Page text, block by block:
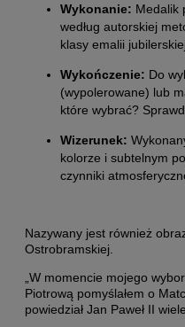
Wykonanie: Medalik
według autorskiej
klasy emalii jubilerskiej.
Wykończenie: Do
(wypolerowane) lub
które wybrać?
Wizerunek:
kolorze i subtelnym
czynniki
Nazywany jest również
Ostrobramskiej.
„W momencie mojego
Piotrową pomyślałem o
powiedział Jan Paweł II